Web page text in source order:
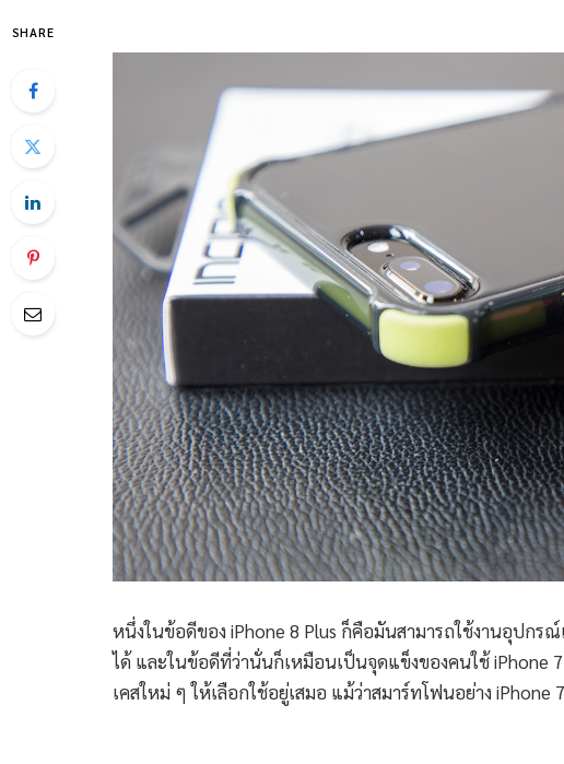
SHARE
หนึ่งในข้อดีของ iPhone 8 Plus ก็คือมันสามารถใช้งานอุปกรณ์
ได้ และในข้อดีที่ว่านั่นก็เหมือนเป็นจุดแข็งของคนใช้ iPhone 7
เคสใหม่ ๆ ให้เลือกใช้อยู่เสมอ แม้ว่าสมาร์ทโฟนอย่าง iPhone